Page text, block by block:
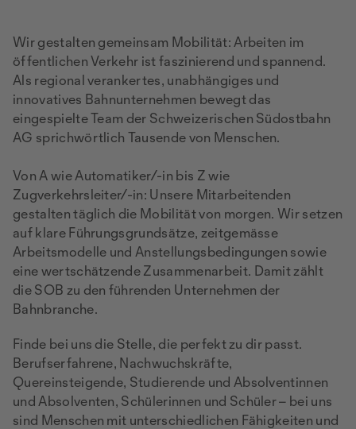
Wir gestalten gemeinsam Mobilität: Arbeiten im
öffentlichen Verkehr ist faszinierend und spannend.
Als regional verankertes, unabhängiges und
innovatives Bahnunternehmen bewegt das
eingespielte Team der Schweizerischen Südostbahn
AG sprichwörtlich Tausende von Menschen.
Von A wie Automatiker/-in bis Z wie
Zugverkehrsleiter/-in: Unsere Mitarbeitenden
gestalten täglich die Mobilität von morgen. Wir setzen
auf klare Führungsgrundsätze, zeitgemässe
Arbeitsmodelle und Anstellungsbedingungen sowie
eine wertschätzende Zusammenarbeit. Damit zählt
die SOB zu den führenden Unternehmen der
Bahnbranche.
Finde bei uns die Stelle, die perfekt zu dir passt.
Berufserfahrene, Nachwuchskräfte,
Quereinsteigende, Studierende und Absolventinnen
und Absolventen, Schülerinnen und Schüler – bei uns
sind Menschen mit unterschiedlichen Fähigkeiten und